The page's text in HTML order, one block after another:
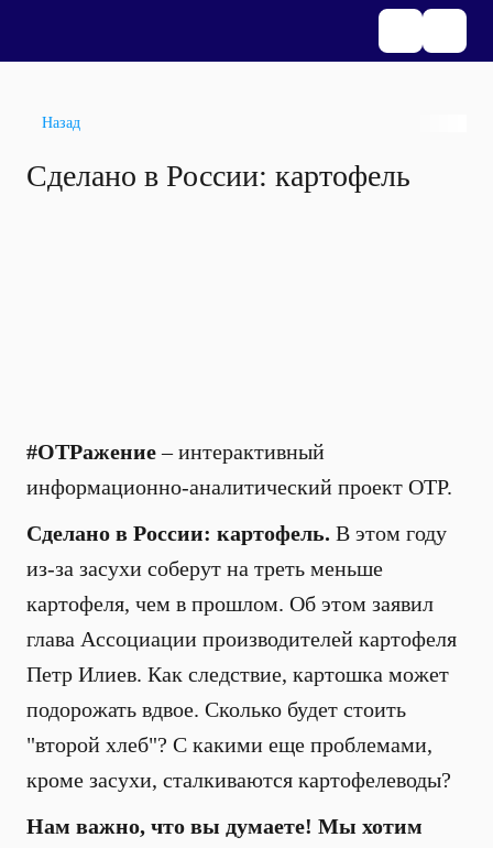
Назад
Сделано в России: картофель
#ОТРажение– интерактивный
информационно-аналитический проект ОТР.
Сделано в России: картофель. В этом году
из-за засухи соберут на треть меньше
картофеля, чем в прошлом. Об этом заявил
глава Ассоциации производителей картофеля
Петр Илиев. Как следствие, картошка может
подорожать вдвое. Сколько будет стоить
"второй хлеб"? С какими еще проблемами,
кроме засухи, сталкиваются картофелеводы?
Нам важно, что вы думаете! Мы хотим